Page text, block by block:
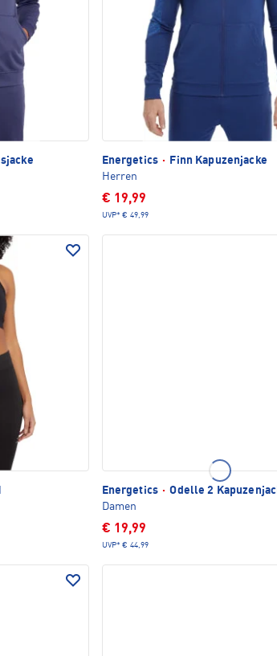
Energetics ·
Finn Kapuzenjacke
Herren
€ 19,99
UVP* € 49,99
Energetics · Odelle 2
Damen
€ 19,99
UVP* € 44,99